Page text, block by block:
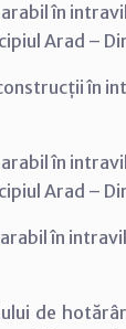
în
Arad –
în
în
Arad –
în
de